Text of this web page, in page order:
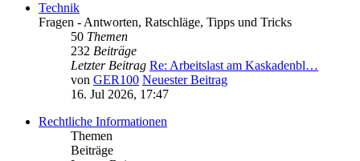
Technik
Fragen - Antworten, Ratschläge, Tipps und Tricks
50 Themen
232 Beiträge
Letzter Beitrag Re: Arbeitslast am Kaskadenbl…
von GER100 Neuester Beitrag
16. Jul 2026, 17:47
Rechtliche Informationen
Themen
Beiträge